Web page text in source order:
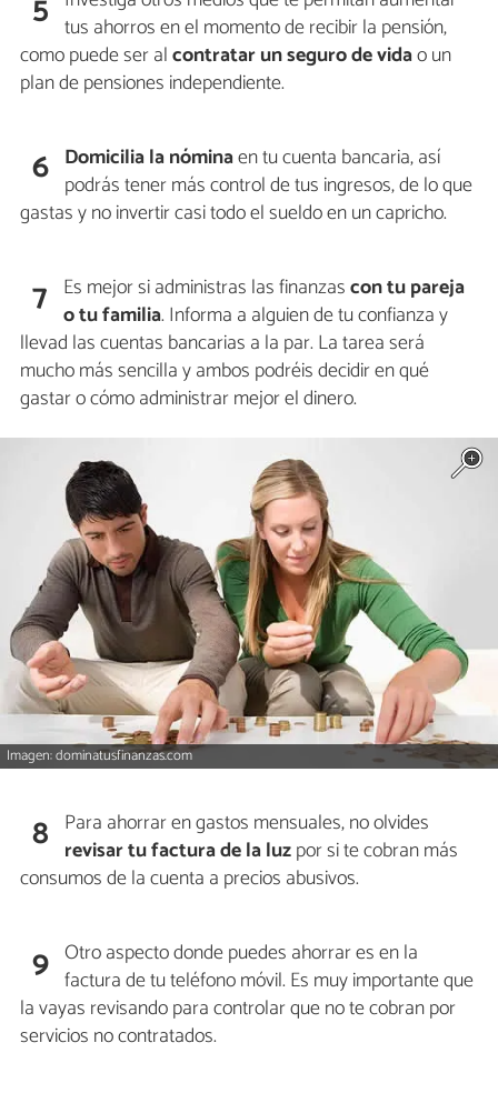
tus ahorros en el momento de recibir la pensión,
como puede ser alcontratar un seguro de vidao un
plan de pensiones independiente.
6 Domicilia la nóminaen tu cuenta bancaria, así
podrás tener más control de tus ingresos, de lo que
gastas y no invertir casi todo el sueldo en un capricho.
7 Es mejor si administras las finanzascon tu pareja
o tu familia. Informa a alguien de tu confianza y
llevad las cuentas bancarias a la par. La tarea será
mucho más sencilla y ambos podréis decidir en qué
gastar o cómo administrar mejor el dinero.
Imagen: dominatusfinanzas.com
8 Para ahorrar en gastos mensuales, no olvides
revisar tu factura de la luzpor si te cobran más
consumos de la cuenta a precios abusivos.
9 Otro aspecto donde puedes ahorrar es en la
factura de tu teléfono móvil. Es muy importante que
la vayas revisando para controlar que no te cobran por
servicios no contratados.